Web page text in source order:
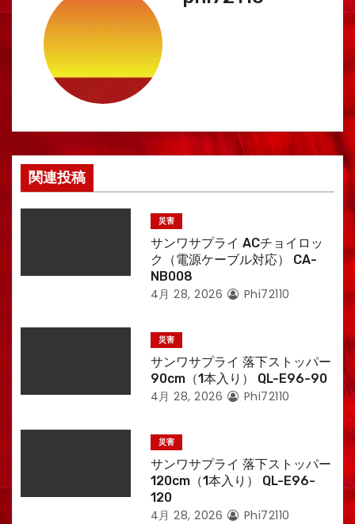
関連投稿
災害
サンワサプライ ACチョイロッ
ク（電源ケーブル対応） CA-
NB008
4月 28, 2026 Phi72110
災害
サンワサプライ 落下ストッパー
90cm（1本入り） QL-E96-90
4月 28, 2026 Phi72110
災害
サンワサプライ 落下ストッパー
120cm（1本入り） QL-E96-
120
4月 28, 2026 Phi72110